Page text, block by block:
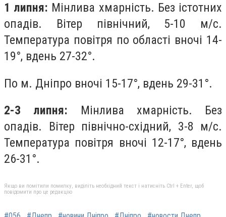
1 липня: Мінлива хмарність. Без істотних
опадів. Вітер північний, 5-10 м/с.
Температура повітря по області вночі 14-
19°, вдень 27-32°.
По м. Дніпро вночі 15-17°, вдень 29-31°.
2-3 липня: Мінлива хмарність. Без
опадів. Вітер північно-східний, 3-8 м/с.
Температура повітря вночі 12-17°, вдень
26-31°.
Якщо ви помітили помилку, виділіть необхідний текст і натисніть Ctrl + Enter, щоб
повідомити про це редакцію